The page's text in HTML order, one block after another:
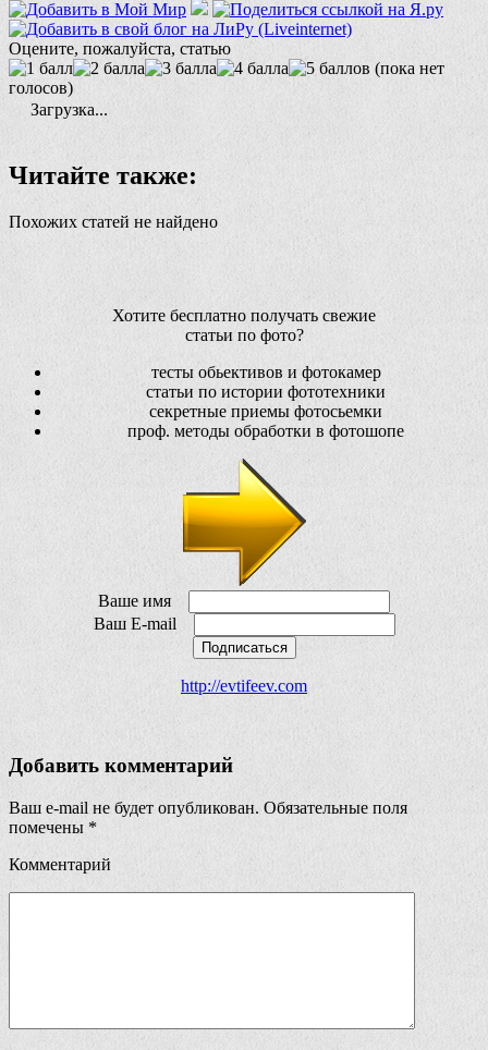
Оцените, пожалуйста, статью
(пока нет
голосов)
Загрузка...
Читайте также:
Похожих статей не найдено
Хотите бесплатно получать свежие
статьи по фото?
тесты обьективов и фотокамер
статьи по истории фототехники
секретные приемы фотосьемки
проф. методы обработки в фотошопе
Ваше имя
Ваш E-mail
Подписаться
http://evtifeev.com
Добавить комментарий
Ваш e-mail не будет опубликован. Обязательные поля
помечены *
Комментарий